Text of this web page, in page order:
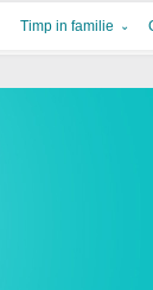
Timp in familie